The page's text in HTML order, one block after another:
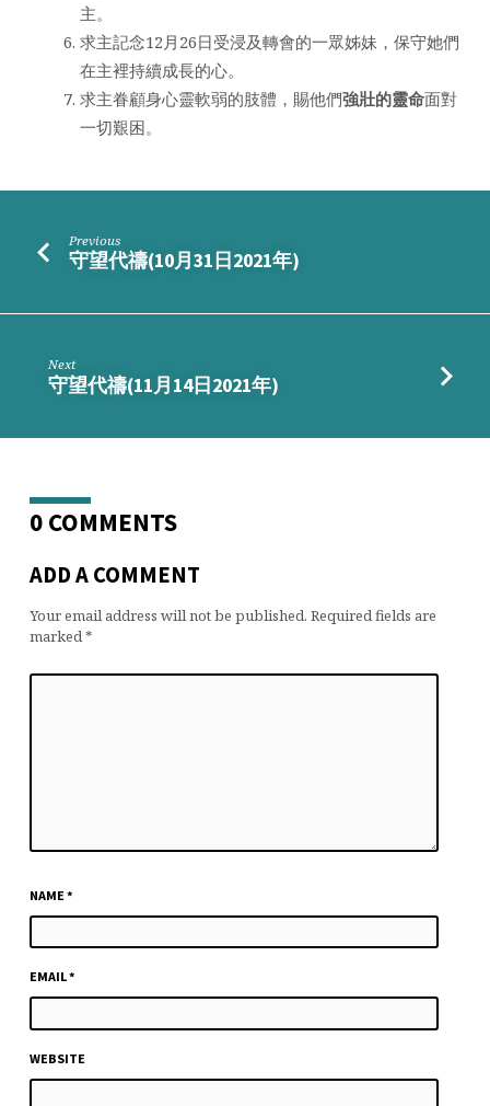
主。
求主記念12月26日受浸及轉會的一眾姊妹，保守她們
在主裡持續成長的心。
求主眷顧身心靈軟弱的肢體，賜他們強壯的靈命面對
一切艱困。
Previous
守望代禱(10月31日2021年)
Next
守望代禱(11月14日2021年)
0 COMMENTS
ADD A COMMENT
Your email address will not be published. Required fields are
marked*
NAME *
EMAIL*
WEBSITE